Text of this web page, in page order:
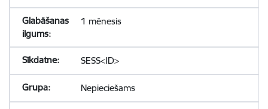
1 mēnesis
SESS<ID>
Nepieciešams